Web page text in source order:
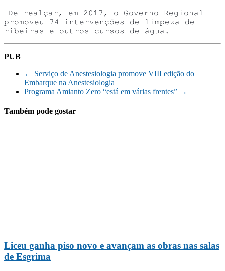
De realçar, em 2017, o Governo Regional
promoveu 74 intervenções de limpeza de
ribeiras e outros cursos de água.
PUB
← Serviço de Anestesiologia promove VIII edição do
Embarque na Anestesiologia
Programa Amianto Zero “está em várias frentes” →
Também pode gostar
Liceu ganha piso novo e avançam as obras nas salas
de Esgrima